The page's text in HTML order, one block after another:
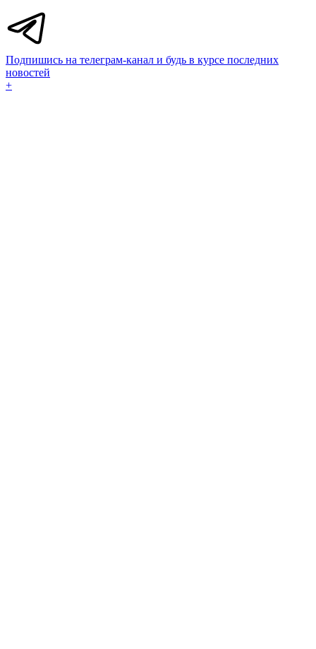
Подпишись на телеграм-канал и будь в курсе последних
новостей
+